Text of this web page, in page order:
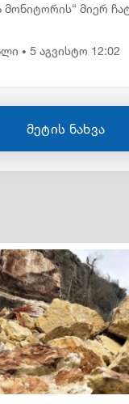
მონიტორის“ მიერ
• 5 აგვისტო 12:02
მეტის ნახვა